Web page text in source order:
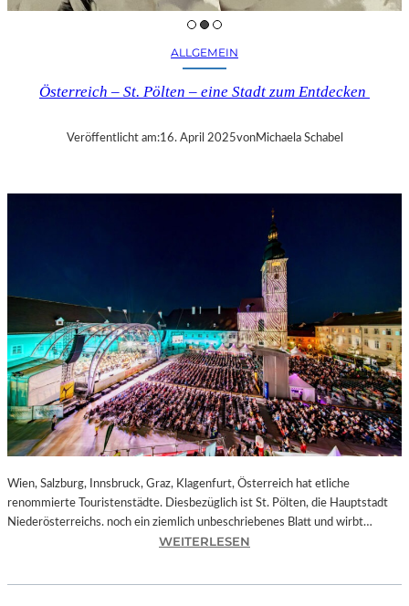
ALLGEMEIN
Österreich – St. Pölten – eine Stadt zum Entdecken
Veröffentlicht am:16. April 2025vonMichaela Schabel
Wien, Salzburg, Innsbruck, Graz, Klagenfurt, Österreich hat etliche
renommierte Touristenstädte. Diesbezüglich ist St. Pölten, die Hauptstadt
Niederösterreichs. noch ein ziemlich unbeschriebenes Blatt und wirbt…
WEITERLESEN